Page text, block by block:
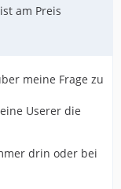
am Preis
meine Frage zu
Userer die
drin oder bei